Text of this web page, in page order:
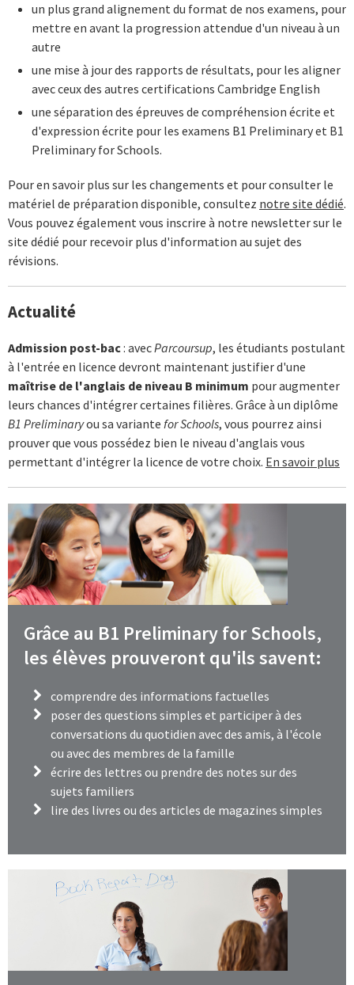
un plus grand alignement du format de nos examens, pour
mettre en avant la progression attendue d'un niveau à un
autre
une mise à jour des rapports de résultats, pour les aligner
avec ceux des autres certifications Cambridge English
une séparation des épreuves de compréhension écrite et
d'expression écrite pour les examens B1 Preliminary et B1
Preliminary for Schools.
Pour en savoir plus sur les changements et pour consulter le
matériel de préparation disponible, consultez notre site dédié.
Vous pouvez également vous inscrire à notre newsletter sur le
site dédié pour recevoir plus d'information au sujet des
révisions.
Actualité
Admission post-bac: avecParcoursup, les étudiants postulant
à l'entrée en licence devront maintenant justifier d'une
maîtrise de l'anglais de niveau B minimum pour augmenter
leurs chances d'intégrer certaines filières. Grâce à un diplôme
B1 Preliminaryou sa variante for Schools, vous pourrez ainsi
prouver que vous possédez bien le niveau d'anglais vous
permettant d'intégrer la licence de votre choix. En savoir plus
Grâce au B1 Preliminary for Schools,
les élèves prouveront qu'ils savent:
comprendre des informations factuelles
poser des questions simples et participer à des
conversations du quotidien avec des amis, à l'école
ou avec des membres de la famille
écrire des lettres ou prendre des notes sur des
sujets familiers
lire des livres ou des articles de magazines simples